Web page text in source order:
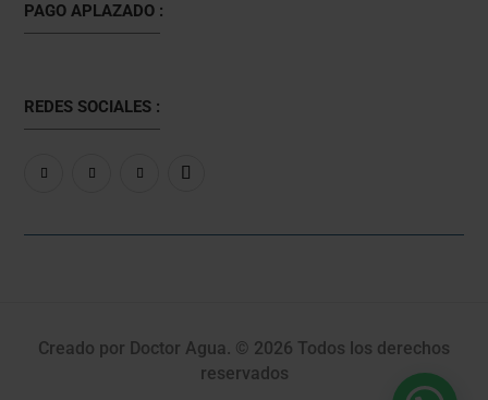
PAGO APLAZADO :
REDES SOCIALES :
Creado por Doctor Agua. © 2026 Todos los derechos
reservados